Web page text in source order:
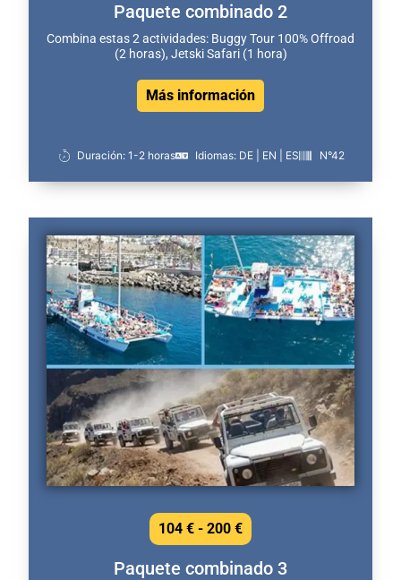
Paquete combinado 2
Combina estas 2 actividades: Buggy Tour 100% Offroad
(2 horas), Jetski Safari (1 hora)
Más información
Duración: 1-2 horas Idiomas: DE | EN | ES N°42
Paquete combinado 3
104 € - 200 €